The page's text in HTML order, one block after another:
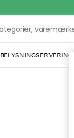
BELYSNINGSERVERING